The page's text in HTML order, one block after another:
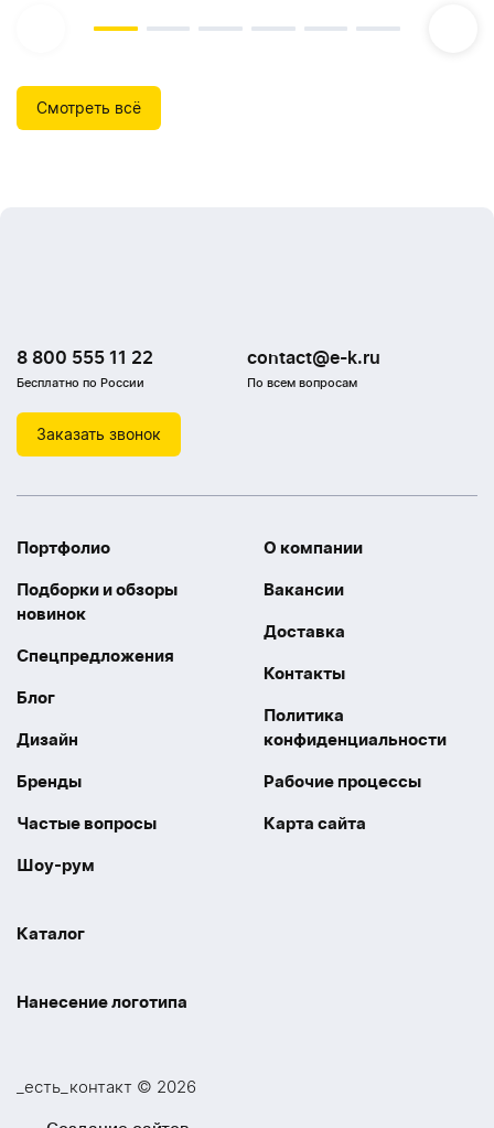
Смотреть всё
8 800 555 11 22
Бесплатно по России
contact@e-k.ru
По всем вопросам
Заказать звонок
Портфолио
Подборки и обзоры
новинок
Спецпредложения
Блог
Дизайн
Бренды
Частые вопросы
Шоу-рум
О компании
Вакансии
Доставка
Контакты
Политика
конфиденциальности
Рабочие процессы
Карта сайта
Каталог
Нанесение логотипа
Шелкография
_есть_контакт © 2026